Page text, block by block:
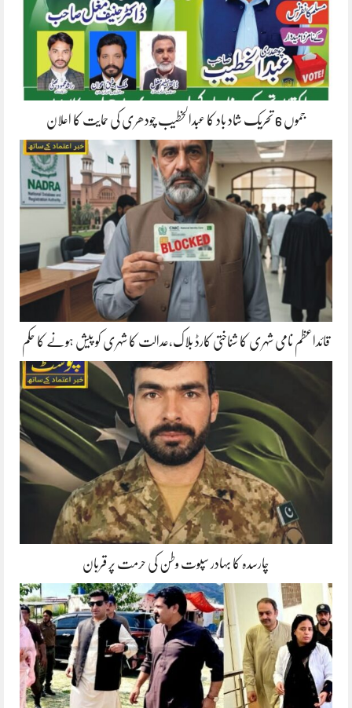
جموں 6 تحریک شاد باد کا عبدالخطیب چودھری کی حمایت کا اعلان
قائداعظم نامی شہری کا شناختی کارڈ بلاک،عدالت کا شہری کو پیش ہونے کا حکم
چارسدہ کا بہادر سپوت وطن کی حرمت پر قربان